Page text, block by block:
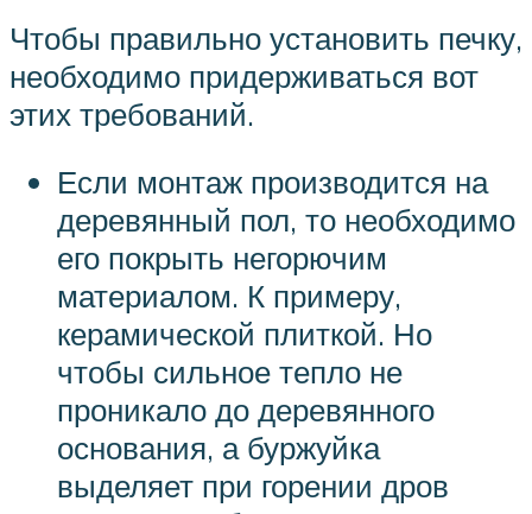
Чтобы правильно установить печку,
необходимо придерживаться вот
этих требований.
Если монтаж производится на
деревянный пол, то необходимо
его покрыть негорючим
материалом. К примеру,
керамической плиткой. Но
чтобы сильное тепло не
проникало до деревянного
основания, а буржуйка
выделяет при горении дров